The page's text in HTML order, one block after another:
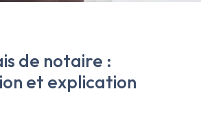
de notaire :
et explication